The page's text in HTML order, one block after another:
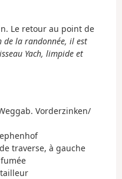
Le retour au point de
de la randonnée, il est
Yach, limpide et
Vorderzinken/
traverse, à gauche